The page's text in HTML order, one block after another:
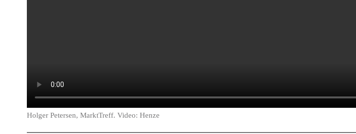
Holger Petersen, MarktTreff. Video: Henze